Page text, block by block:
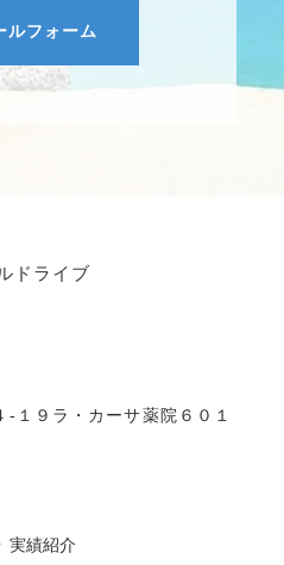
ルフォーム
ドライブ
１９ラ・カーサ薬院６０１
実績紹介